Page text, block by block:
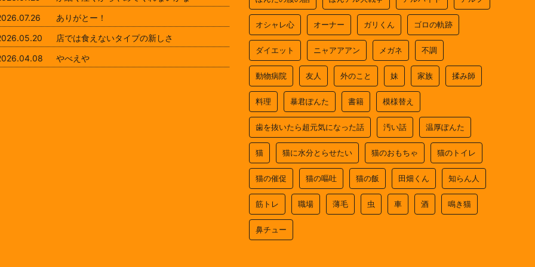
ありがとー！
店では食えないタイプの新しさ
やべえや
オシャレ心 オーナー ガリくん ゴロの軌跡
ダイエット ニャアアアン メガネ 不調
動物病院 友人 外のこと 妹 家族 揉み師
料理 暴君ぽんた 書籍 模様替え
歯を抜いたら超元気になった話 汚い話 温厚ぽんた
猫 猫に水分とらせたい 猫のおもちゃ 猫のトイレ
猫の催促 猫の嘔吐 猫の飯 田畑くん 知らん人
筋トレ 職場 薄毛 虫 車 酒 鳴き猫
鼻チュー